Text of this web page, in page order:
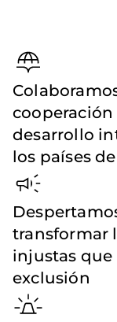
cooperación
desarrollo
los países
transformar
injustas que
exclusión